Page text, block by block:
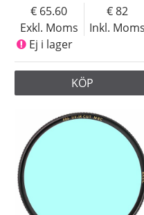
Pris
72 mm
77 mm
82 mm
86 mm
95 mm
105 mm
Exkl. Moms
65.60
Inkl. Moms
82
Ej i lager
KÖP